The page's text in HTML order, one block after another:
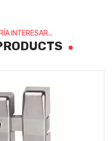
INTERESAR...